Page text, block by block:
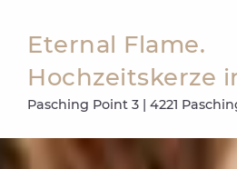
Eternal Flame.
Hochzeitskerze
Pasching Point 3 | 4221